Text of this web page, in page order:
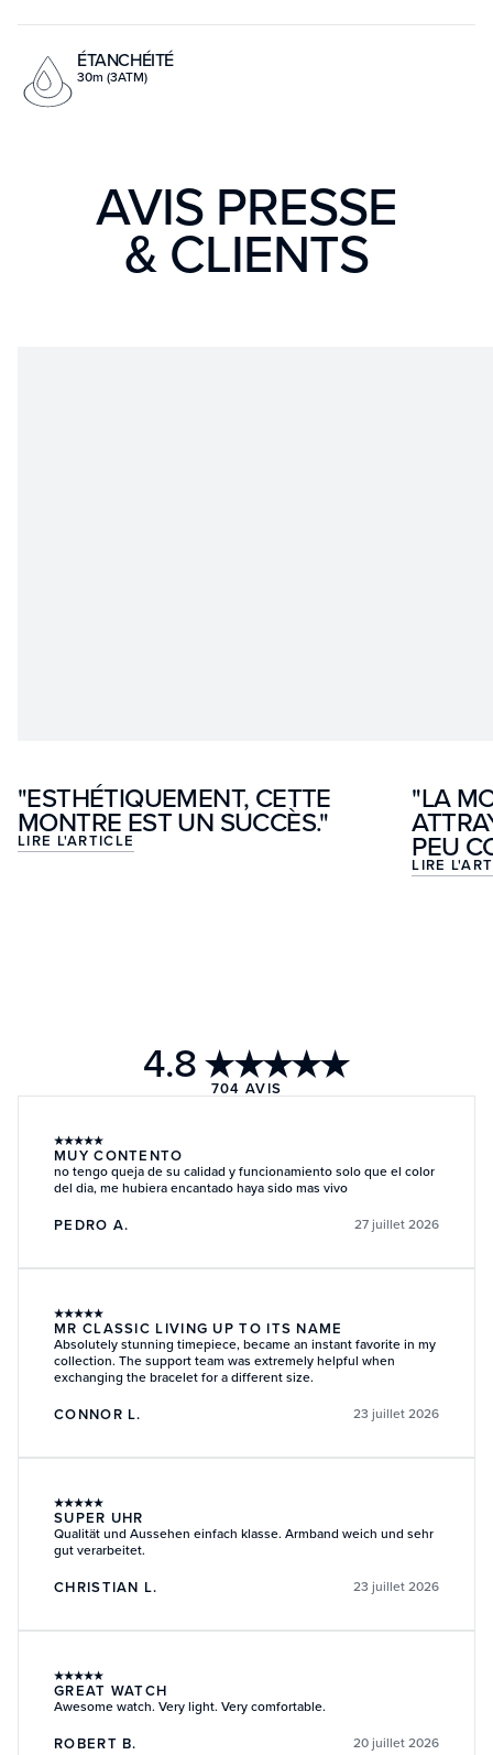
ÉTANCHÉITÉ
30m (3ATM)
AVIS PRESSE
& CLIENTS
"ESTHÉTIQUEMENT, CETTE
MONTRE EST UN SUCCÈS."
LIRE L'ARTICLE
"LA
PEU
LIRE
4.8★★★★★
704 AVIS
★★★★★
MUY CONTENTO
no tengo queja de su calidad y funcionamiento solo que el color
del dia, me hubiera encantado haya sido mas vivo
PEDRO A. 27 juillet 2026
★★★★★
MR CLASSIC LIVING UP TO ITS NAME
Absolutely stunning timepiece, became an instant favorite in my
collection. The support team was extremely helpful when
exchanging the bracelet for a different size.
CONNOR L. 23 juillet 2026
★★★★★
SUPER UHR
Qualität und Aussehen einfach klasse. Armband weich und sehr
gut verarbeitet.
CHRISTIAN L. 23 juillet 2026
★★★★★
GREAT WATCH
Awesome watch. Very light. Very comfortable.
ROBERT B. 20 juillet 2026